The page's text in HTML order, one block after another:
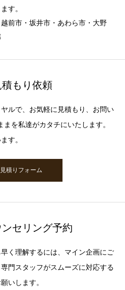
す。
前市・坂井市・あわら市・大野
もり依頼
ルで、お気軽に見積もり、お問い
を私達がカタチにいたします。
す。
積りフォーム
セリング予約
く理解するには、マイン企画にご
門スタッフがスムーズに対応する
いします。